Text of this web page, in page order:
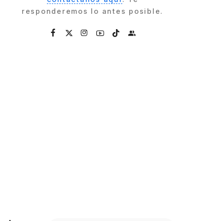
responderemos lo antes posible.